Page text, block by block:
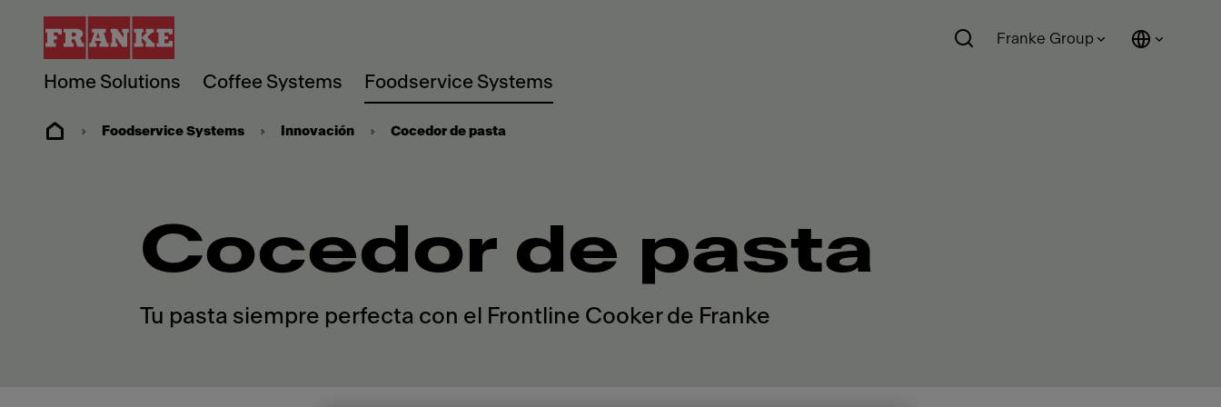
Home Solutions Coffee Systems Foodservice Systems
Franke Group
Foodservice Systems Innovación Cocedor de pasta
Cocedor de pasta
Tu pasta siempre perfecta con el Frontline Cooker de Franke